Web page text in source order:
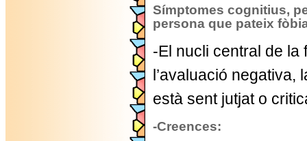
Símptomes cognitius,
persona que pateix
-El nucli central de la
l’avaluació negativa,
està sent jutjat o
-Creences: